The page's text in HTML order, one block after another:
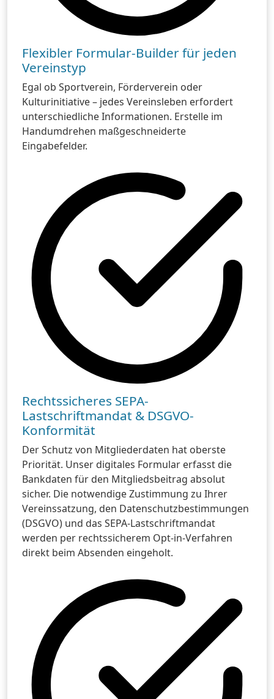
Flexibler Formular-Builder für jeden
Vereinstyp
Egal ob Sportverein, Förderverein oder
Kulturinitiative – jedes Vereinsleben erfordert
unterschiedliche Informationen. Erstelle im
Handumdrehen maßgeschneiderte
Eingabefelder.
Rechtssicheres SEPA-
Lastschriftmandat & DSGVO-
Konformität
Der Schutz von Mitgliederdaten hat oberste
Priorität. Unser digitales Formular erfasst die
Bankdaten für den Mitgliedsbeitrag absolut
sicher. Die notwendige Zustimmung zu Ihrer
Vereinssatzung, den Datenschutzbestimmungen
(DSGVO) und das SEPA-Lastschriftmandat
werden per rechtssicherem Opt-in-Verfahren
direkt beim Absenden eingeholt.